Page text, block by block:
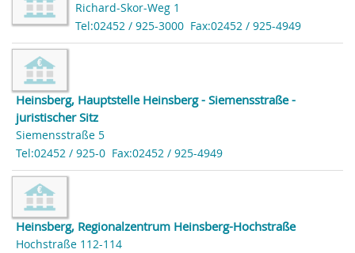
Richard-Skor-Weg 1
Tel:02452 / 925-3000 Fax:02452 / 925-4949
Heinsberg, Hauptstelle Heinsberg - Siemensstraße -
juristischer Sitz
Siemensstraße 5
Tel:02452 / 925-0 Fax:02452 / 925-4949
Heinsberg, Regionalzentrum Heinsberg-Hochstraße
Hochstraße 112-114